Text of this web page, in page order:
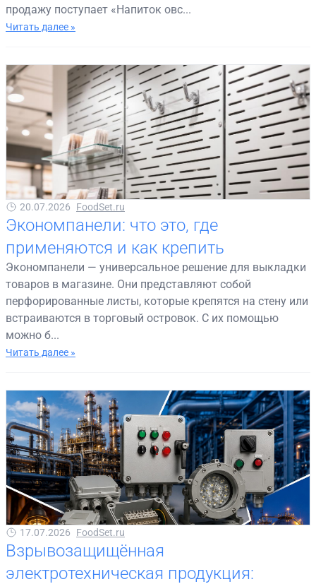
продажу поступает «Напиток овс...
Читать далее »
20.07.2026 FoodSet.ru
Экономпанели: что это, где
применяются и как крепить
Экономпанели — универсальное решение для выкладки
товаров в магазине. Они представляют собой
перфорированные листы, которые крепятся на стену или
встраиваются в торговый островок. С их помощью
можно б...
Читать далее »
17.07.2026 FoodSet.ru
Взрывозащищённая
электротехническая продукция: